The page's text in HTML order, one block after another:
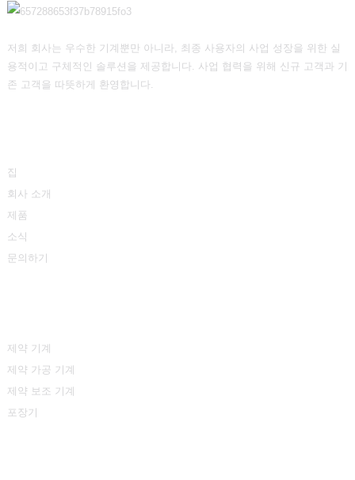
저희 회사는 우수한 기계뿐만 아니라, 최종 사용자의 사업 성장을 위한 실
용적이고 구체적인 솔루션을 제공합니다. 사업 협력을 위해 신규 고객과 기
존 고객을 따뜻하게 환영합니다.
집
회사 소개
제품
소식
문의하기
제약 기계
제약 가공 기계
제약 보조 기계
포장기